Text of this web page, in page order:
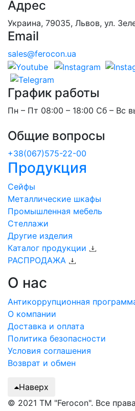
Адрес
Украина, 79035, Львов, ул.
Email
sales@ferocon.ua
График работы
Пн – Пт 08:00 – 18:00 Сб – Вс
Общие вопросы
+38(067)575-22-00
Продукция
Сейфы
Металлические шкафы
Промышленная мебель
Стеллажи
Другие изделия
Каталог продукции
РАСПРОДАЖА
О нас
Антикоррупционная
О компании
Доставка и оплата
Политика безопасности
Условия соглашения
Возврат и обмен
Наверх
© 2021 ТМ "Ferocon". Все